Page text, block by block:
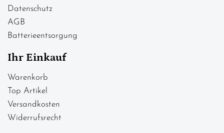
Datenschutz
AGB
Batterieentsorgung
Ihr Einkauf
Warenkorb
Top Artikel
Versandkosten
Widerrufsrecht